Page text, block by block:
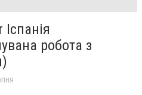
робота з